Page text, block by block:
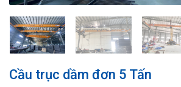
Cầu trục dầm đơn 5 Tấn